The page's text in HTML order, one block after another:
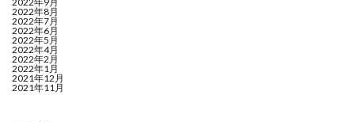
2022年8月
2022年7月
2022年6月
2022年5月
2022年4月
2022年2月
2022年1月
2021年12月
2021年11月